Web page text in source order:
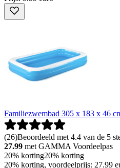
Familiezwembad 305 x 183 x 46
(26)Beoordeeld met 4.4 van de 5
27.99 met GAMMA Voordeelpas
20% korting20% korting
20% korting, voordeelprijs: 27.99